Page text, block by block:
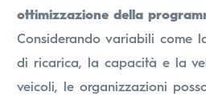
ottimizzazione della
Considerando variabili come
di ricarica, la capacità e la
veicoli, le organizzazioni